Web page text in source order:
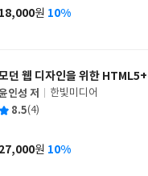
사
가
18,000원 10%
던 웹 디자인을 위한
글
쓴
인성 저
출
사
한빛미디어
평 8.5(4)
가
27,000원 10%